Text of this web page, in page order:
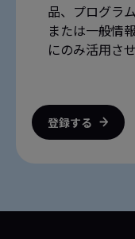
品、プログラ
または一般情
にのみ活用さ
登録する